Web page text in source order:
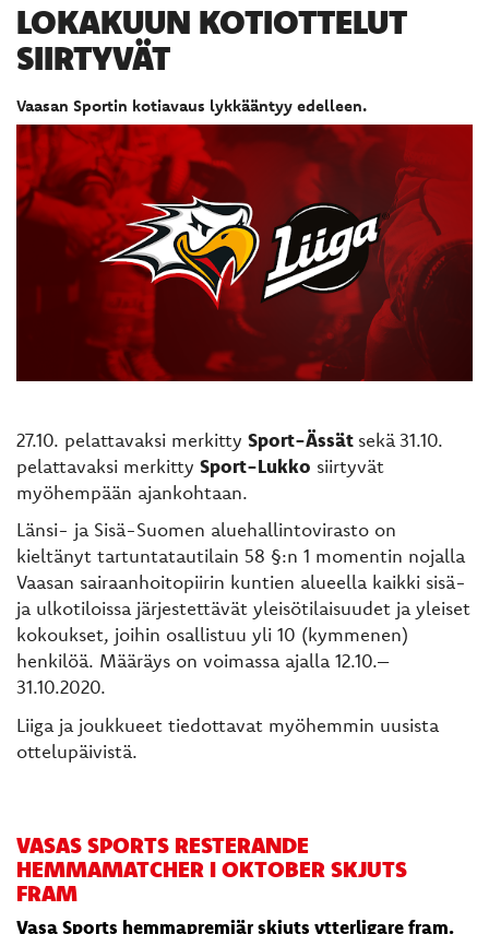
LOKAKUUN KOTIOTTELUT
SIIRTYVÄT
Vaasan Sportin kotiavaus lykkääntyy edelleen.
27.10. pelattavaksi merkitty Sport-Ässät sekä 31.10.
pelattavaksi merkitty Sport-Lukko siirtyvät
myöhempään ajankohtaan.
Länsi- ja Sisä-Suomen aluehallintovirasto on
kieltänyt tartuntatautilain 58 §:n 1 momentin nojalla
Vaasan sairaanhoitopiirin kuntien alueella kaikki sisä-
ja ulkotiloissa järjestettävät yleisötilaisuudet ja yleiset
kokoukset, joihin osallistuu yli 10 (kymmenen)
henkilöä. Määräys on voimassa ajalla 12.10.–
31.10.2020.
Liiga ja joukkueet tiedottavat myöhemmin uusista
ottelupäivistä.
VASAS SPORTS RESTERANDE
HEMMAMATCHER I OKTOBER SKJUTS
FRAM
Vasa Sports hemmapremiär skjuts ytterligare fram.